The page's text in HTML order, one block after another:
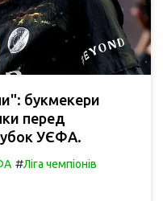
букмекери
перед
УЄФА.
#Ліга чемпіонів